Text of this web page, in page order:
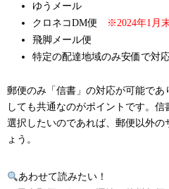
ゆうメール
クロネコDM便
※2024年1月
飛脚メール便
特定の配達地域のみ安価で対
郵便のみ「信書」の対応が可能であ
しても共通なのがポイントです。
選択したいのであれば、郵便以外の
ょう。
あわせて読みたい！